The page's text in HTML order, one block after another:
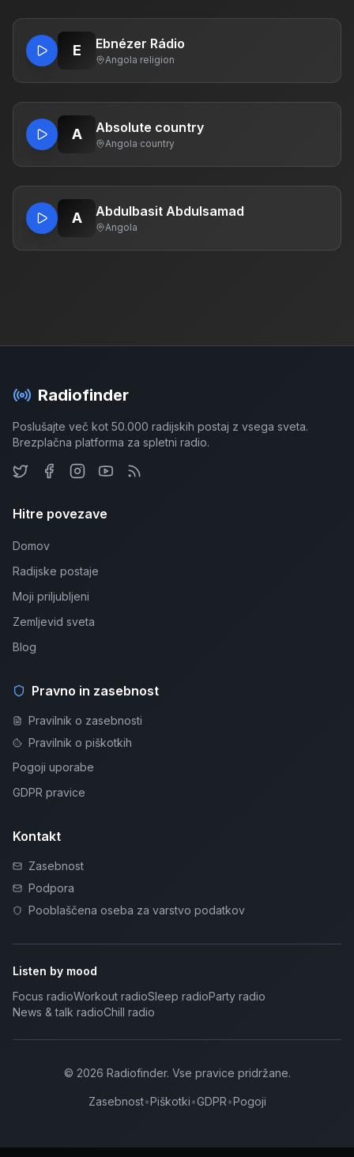
E Ebnézer Rádio
Angola·religion
A Absolute country
Angola·country
A Abdulbasit Abdulsamad
Angola
Radiofinder
Poslušajte več kot 50.000 radijskih postaj z vsega sveta.
Brezplačna platforma za spletni radio.
Hitre povezave
Domov
Radijske postaje
Moji priljubljeni
Zemljevid sveta
Blog
Pravno in zasebnost
Pravilnik o zasebnosti
Pravilnik o piškotkih
Pogoji uporabe
GDPR pravice
Kontakt
Zasebnost
Podpora
Pooblaščena oseba za varstvo podatkov
Listen by mood
Focus radioWorkout radioSleep radioParty radio
News & talk radioChill radio
© 2026 Radiofinder. Vse pravice pridržane.
Zasebnost•Piškotki•GDPR•Pogoji